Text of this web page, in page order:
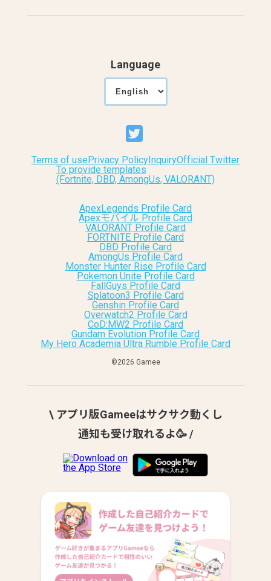
Language
Terms of usePrivacy Policy InquiryOfficial Twitter
To provide templates
(Fortnite, DBD, AmongUs, VALORANT)
ApexLegends Profile Card
Apexモバイル Profile Card
VALORANT Profile Card
FORTNITE Profile Card
DBD Profile Card
AmongUs Profile Card
Monster Hunter Rise Profile Card
Pokemon Unite Profile Card
FallGuys Profile Card
Splatoon3 Profile Card
Genshin Profile Card
Overwatch2 Profile Card
CoD:MW2 Profile Card
Gundam Evolution Profile Card
My Hero Academia Ultra Rumble Profile Card
©︎2026 Gamee
\ アプリ版Gameeはサクサク動くし
通知も受け取れるよ🥳 /